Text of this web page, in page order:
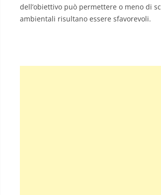
dell’obiettivo può permettere o meno di
ambientali risultano essere sfavorevoli.